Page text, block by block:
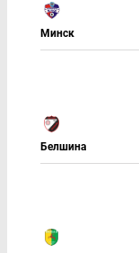
Минск
Белшина